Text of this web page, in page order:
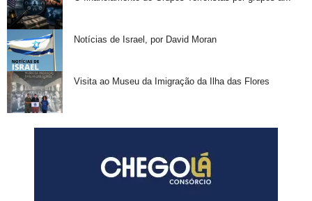
Notícias de Israel, por David Moran
Visita ao Museu da Imigração da Ilha das Flores